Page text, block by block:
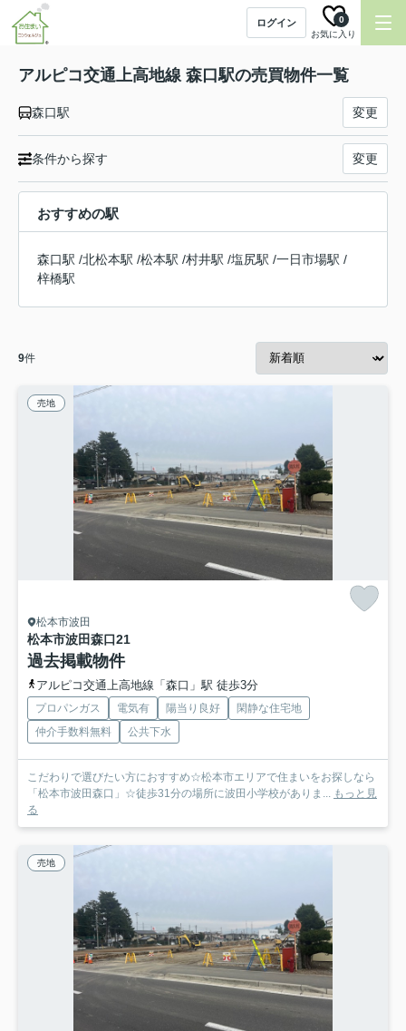
ログイン
お気に入り
0
アルピコ交通上高地線 森口駅の売買物件一覧
森口駅 変更
条件から探す 変更
おすすめの駅
森口駅 /北松本駅 /松本駅 /村井駅 /塩尻駅 /一日市場駅 /
梓橋駅
9件
売地
松本市波田
松本市波田森口21
過去掲載物件
アルピコ交通上高地線「森口」駅 徒歩3分
プロパンガス 電気有 陽当り良好
閑静な住宅地
仲介手数料無料
公共下水
こだわりで選びたい方におすすめ☆松本市エリアで住まいをお探しなら
「松本市波田森口」☆徒歩31分の場所に波田小学校がありま... もっと見
る
売地